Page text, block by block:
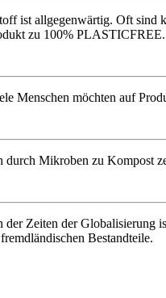
ist allgegenwärtig. Oft sind
zu 100% PLASTICFREE.
Menschen möchten auf
Mikroben zu Kompost
Zeiten der
Bestandteile.